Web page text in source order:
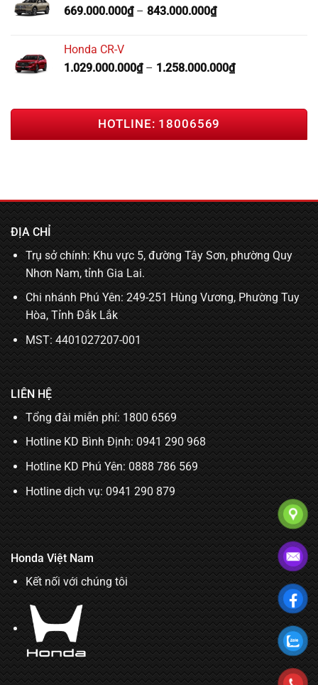
669.000.000₫– 843.000.000₫
Honda CR-V
1.029.000.000₫– 1.258.000.000₫
HOTLINE: 18006569
ĐỊA CHỈ
Trụ sở chính: Khu vực 5, đường Tây Sơn, phường Quy
Nhơn Nam, tỉnh Gia Lai.
Chi nhánh Phú Yên: 249-251 Hùng Vương, Phường Tuy
Hòa, Tỉnh Đắk Lắk
MST: 4401027207-001
LIÊN HỆ
Tổng đài miễn phí: 1800 6569
Hotline KD Bình Định:0941 290 968
Hotline KD Phú Yên:0888 786 569
Hotline dịch vụ: 0941 290 879
Honda Việt Nam
Kết nối với chúng tôi